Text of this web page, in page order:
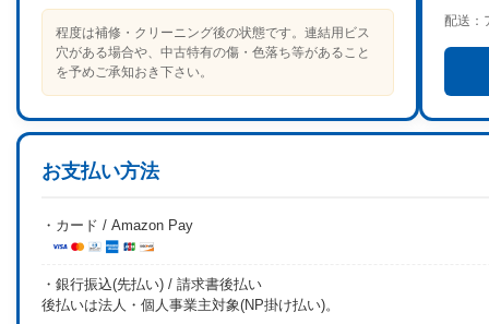
程度は補修・クリーニング後の状態です。連結用ビス
穴がある場合や、中古特有の傷・色落ち等があること
を予めご承知おき下さい。
配送：
お支払い方法
・カード / Amazon Pay
・銀行振込(先払い) / 請求書後払い
後払いは法人・個人事業主対象(NP掛け払い)。